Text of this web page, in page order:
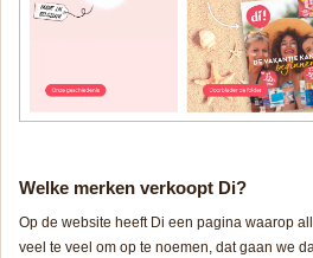
Welke merken verkoopt Di?
Op de website heeft Di een pagina waarop
veel te veel om op te noemen, dat gaan we